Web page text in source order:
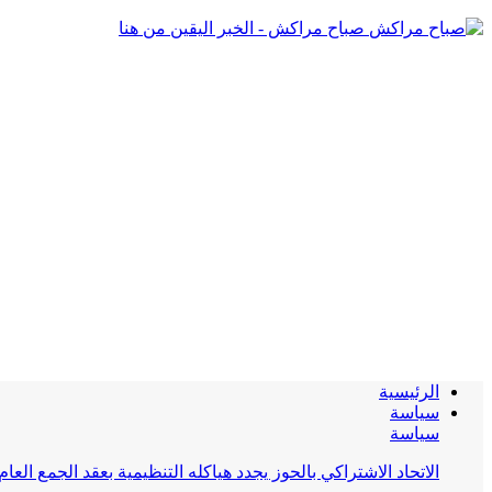
صباح مراكش - الخبر اليقين من هنا
الرئيسية
سياسة
سياسة
الاتحاد الاشتراكي بالحوز يجدد هياكله التنظيمية بعقد الجمع